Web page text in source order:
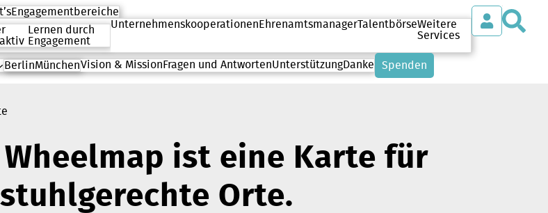
Engagementbereiche
Lernen durch
Engagement
Unternehmenskooperationen EhrenamtsmanagerTalentbörseWeitere
Services
BerlinMünchenVision & Mission Fragen und AntwortenUnterstützungDanke Spenden
Wheelmap ist eine Karte für
Orte.